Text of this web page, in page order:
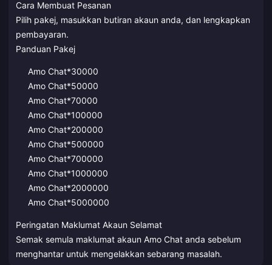
Cara Membuat Pesanan
Pilih pakej, masukkan butiran akaun anda, dan lengkapkan
pembayaran.
Panduan Pakej
Amo Chat*30000
Amo Chat*50000
Amo Chat*70000
Amo Chat*100000
Amo Chat*200000
Amo Chat*500000
Amo Chat*700000
Amo Chat*1000000
Amo Chat*2000000
Amo Chat*5000000
Peringatan Maklumat Akaun Selamat
Semak semula maklumat akaun Amo Chat anda sebelum
menghantar untuk mengelakkan sebarang masalah.